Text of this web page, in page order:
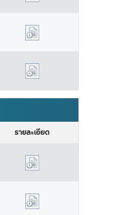
รายละเอียด